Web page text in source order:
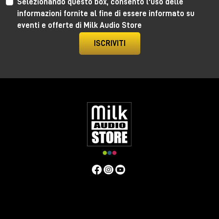
maggiore connettività, espandibilità e potenza per
Apollo x6 Gen 2 Studio+
Apollo x8p Gen 2 Essentials+
Apollo x8p Gen 2 Studio+
Apollo x16 Gen 2 Essentials+
Apollo x16 Gen 2 Ultimate+
Selezionando questo box, consento l'uso delle
informazioni fornite al fine di essere informato su
eventi e offerte di Milk Audio Store
ISCRIVITI